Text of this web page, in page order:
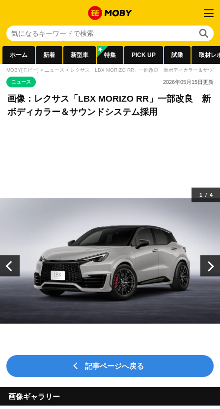
ホーム 新着 新型車 特集 PICK UP 試乗 取材レ
MOBY[モビー] > ニュース > レクサス「LBX MORIZO RR」一部改良 新ボディカラー＆サウン
ニュース 2026年05月15日更新
画像：レクサス「LBX MORIZO RR」一部改良 新
ボディカラー＆サウンドシステム採用
1 / 4
記事ページへ戻る
画像ギャラリー